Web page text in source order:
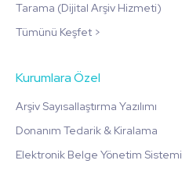
Tarama (Dijital Arşiv Hizmeti)
Tümünü Keşfet >
Kurumlara Özel
Arşiv Sayısallaştırma Yazılımı
Donanım Tedarik & Kiralama
Elektronik Belge Yönetim Sistemi